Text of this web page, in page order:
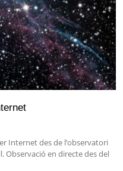
Internet des de l’observatori
Observació en directe des del